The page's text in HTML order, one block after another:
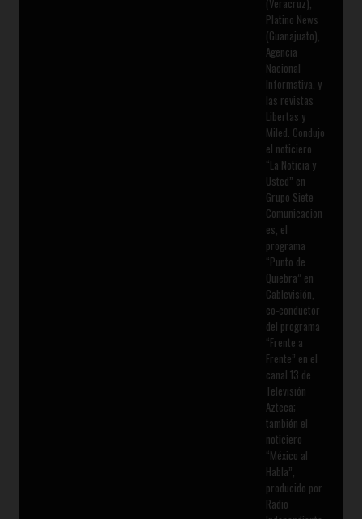
(Veracruz),
Platino News
(Guanajuato),
Agencia
Nacional
Informativa, y
las revistas
Libertas y
Miled. Condujo
el noticiero
“La Noticia y
Usted” en
Grupo Siete
Comunicacion
es, el
programa
“Punto de
Quiebra” en
Cablevisión,
co-conductor
del programa
“Frente a
Frente” en el
canal 13 de
Televisión
Azteca;
también el
noticiero
“México al
Habla”,
producido por
Radio